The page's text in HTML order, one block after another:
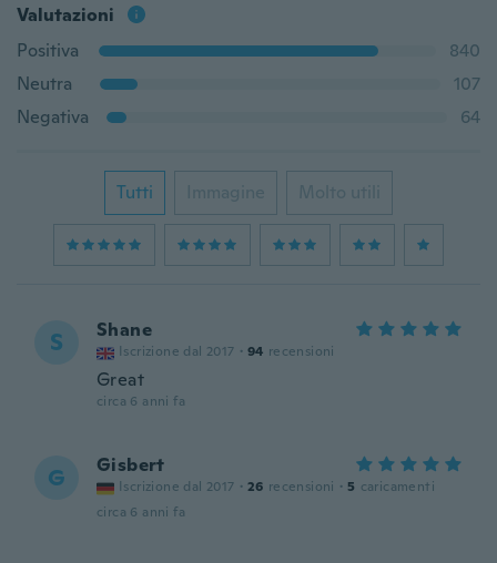
Valutazioni
Positiva
840
Neutra
107
Negativa
64
Tutti Immagine Molto utili
S Shane
Iscrizione dal 2017 · 94 recensioni
Great
circa 6 anni fa
G Gisbert
Iscrizione dal 2017 · 26 recensioni · 5 caricamenti
circa 6 anni fa